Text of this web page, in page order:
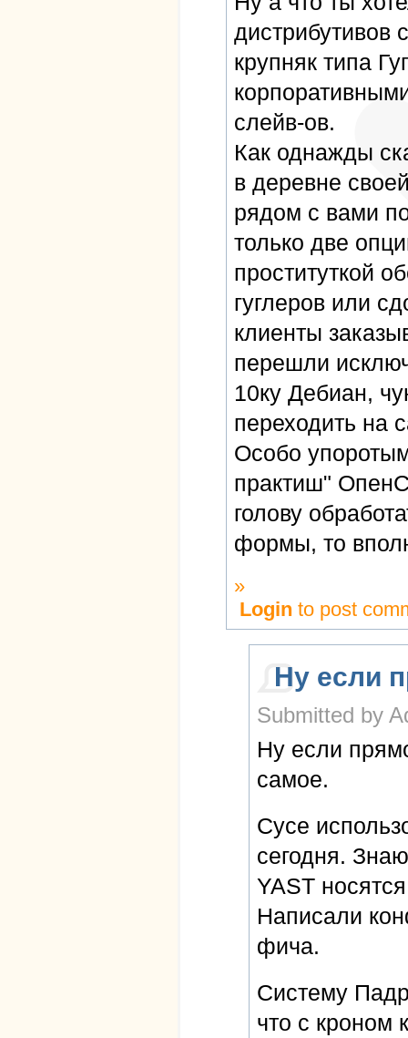
дистрибутивов
крупняк типа
слейв-ов.
Как однажды
в деревне
рядом с вами
только две
проституткой
гуглеров или
клиенты
перешли
10ку Дебиан,
переходить на
Особо
практиш"
голову
формы, то
»
Login to post
Ну если
Submitted by
Ну если
самое.
Сусе
сегодня.
YAST
Написали
фича.
Систему
что с кроном